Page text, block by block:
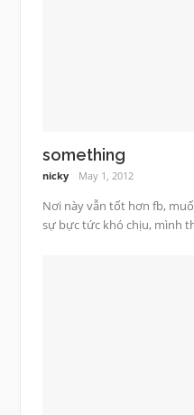
something
nicky May 1, 2012
Nơi này vẫn tốt hơn fb,
sự bực tức khó chịu, mình